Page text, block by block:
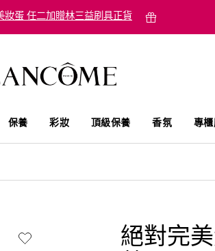
妝蛋 任二加贈林三益刷具正貨
保養 彩妝 頂級保養 香氛 專櫃
絕對完